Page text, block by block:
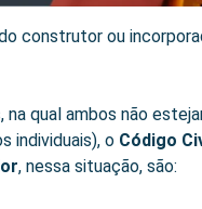
construtor ou
qual ambos não
individuais), o Código
, nessa situação, são: